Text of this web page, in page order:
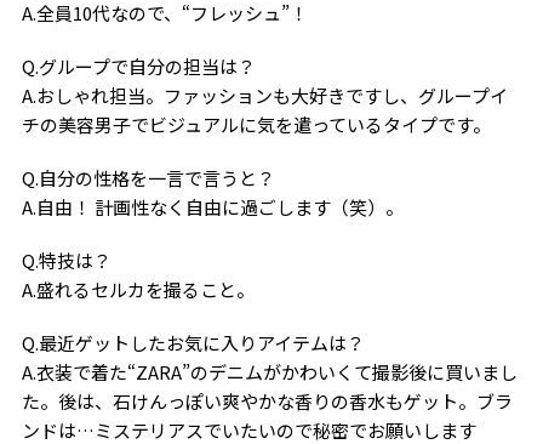
A.全員10代なので、“フレッシュ”！
Q.グループで自分の担当は？
A.おしゃれ担当。ファッションも大好きですし、グループイ
チの美容男子でビジュアルに気を遣っているタイプです。
Q.自分の性格を一言で言うと？
A.自由！ 計画性なく自由に過ごします（笑）。
Q.特技は？
A.盛れるセルカを撮ること。
Q.最近ゲットしたお気に入りアイテムは？
A.衣装で着た“ZARA”のデニムがかわいくて撮影後に買いまし
た。後は、石けんっぽい爽やかな香りの香水もゲット。ブラ
ンドは…ミステリアスでいたいので秘密でお願いします